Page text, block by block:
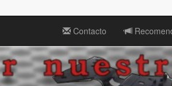
Contacto